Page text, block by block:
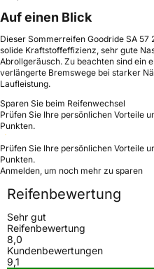
Auf einen Blick
Dieser Sommerreifen Goodride SA 57
solide Kraftstoffeffizienz, sehr gute
Abrollgeräusch. Zu beachten sind ein
verlängerte Bremswege bei starker
Laufleistung.
Sparen Sie beim Reifenwechsel
Prüfen Sie Ihre persönlichen Vorteile
Punkten.
Prüfen Sie Ihre persönlichen Vorteile
Punkten.
Anmelden, um noch mehr zu sparen
Reifenbewertung
Sehr gut
Reifenbewertung
8,0
Kundenbewertungen
9,1